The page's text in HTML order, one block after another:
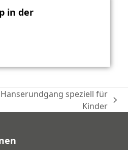
in der
Hanserundgang speziell für
Kinder